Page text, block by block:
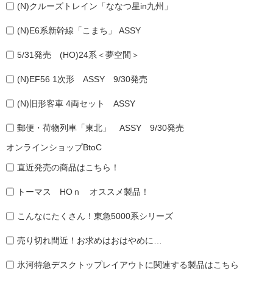
(N)クルーズトレイン「ななつ星in九州」
(N)E6系新幹線「こまち」 ASSY
5/31発売 (HO)24系＜夢空間＞
(N)EF56 1次形 ASSY 9/30発売
(N)旧形客車 4両セット ASSY
郵便・荷物列車「東北」 ASSY 9/30発売
オンラインショップBtoC
直近発売の商品はこちら！
トーマス HOｎ オススメ製品！
こんなにたくさん！東急5000系シリーズ
売り切れ間近！お求めはおはやめに…
氷河特急デスクトップレイアウトに関連する製品はこちら